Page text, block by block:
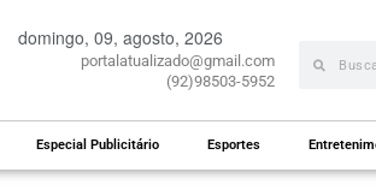
domingo, 09, agosto, 2026
portalatualizado@gmail.com
(92)98503-5952
Especial Publicitário Esportes